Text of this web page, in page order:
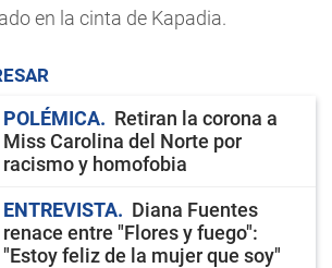
en la cinta de Kapadia.
POLÉMICA
Retiran la corona a
Miss Carolina del Norte por
racismo y homofobia
ENTREVISTA
Diana Fuentes
renace entre "Flores y fuego":
"Estoy feliz de la mujer que soy"